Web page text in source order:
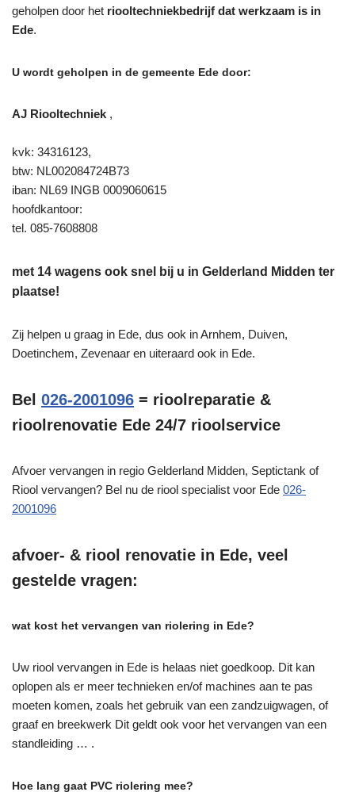
geholpen door het riooltechniekbedrijf dat werkzaam is in
Ede.
U wordt geholpen in de gemeente Ede door:
AJ Riooltechniek ,
kvk: 34316123,
btw: NL002084724B73
iban: NL69 INGB 0009060615
hoofdkantoor:
tel. 085-7608808
met 14 wagens ook snel bij u in Gelderland Midden ter
plaatse!
Zij helpen u graag in Ede, dus ook in Arnhem, Duiven,
Doetinchem, Zevenaar en uiteraard ook in Ede.
Bel 026-2001096 = rioolreparatie &
rioolrenovatie Ede 24/7 rioolservice
Afvoer vervangen in regio Gelderland Midden, Septictank of
Riool vervangen? Bel nu de riool specialist voor Ede 026-
2001096
afvoer- & riool renovatie in Ede, veel
gestelde vragen:
wat kost het vervangen van riolering in Ede?
Uw riool vervangen in Ede is helaas niet goedkoop. Dit kan
oplopen als er meer technieken en/of machines aan te pas
moeten komen, zoals het gebruik van een zandzuigwagen, of
graaf en breekwerk Dit geldt ook voor het vervangen van een
standleiding … .
Hoe lang gaat PVC riolering mee?